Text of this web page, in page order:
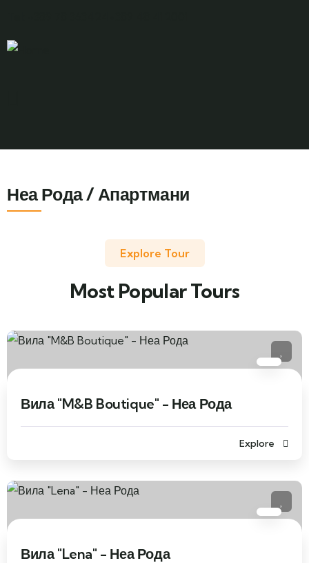
Неа Рода / Апартмани
Explore Tour
Most Popular Tours
Вила "M&B Boutique" - Неа Рода
Explore
Вила "Lena" - Неа Рода